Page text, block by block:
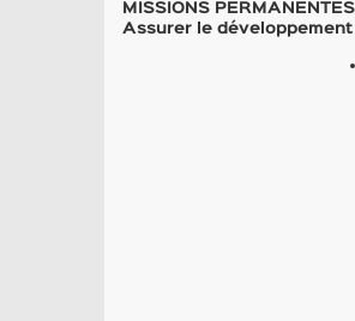
MISSIONS
Assurer le